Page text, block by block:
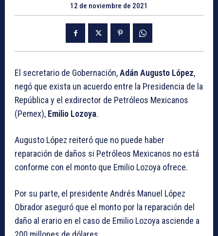
12 de noviembre de 2021
El secretario de Gobernación,Adán Augusto López,
negó que exista un acuerdo entre la Presidencia de la
República y el exdirector de Petróleos Mexicanos
(Pemex), Emilio Lozoya.
Augusto López reiteró que no puede haber
reparación de daños si Petróleos Mexicanos no está
conforme con el monto que Emilio Lozoya ofrece.
Por su parte, el presidente Andrés Manuel López
Obrador aseguró que el monto por la reparación del
daño al erario en el caso de Emilio Lozoya asciende a